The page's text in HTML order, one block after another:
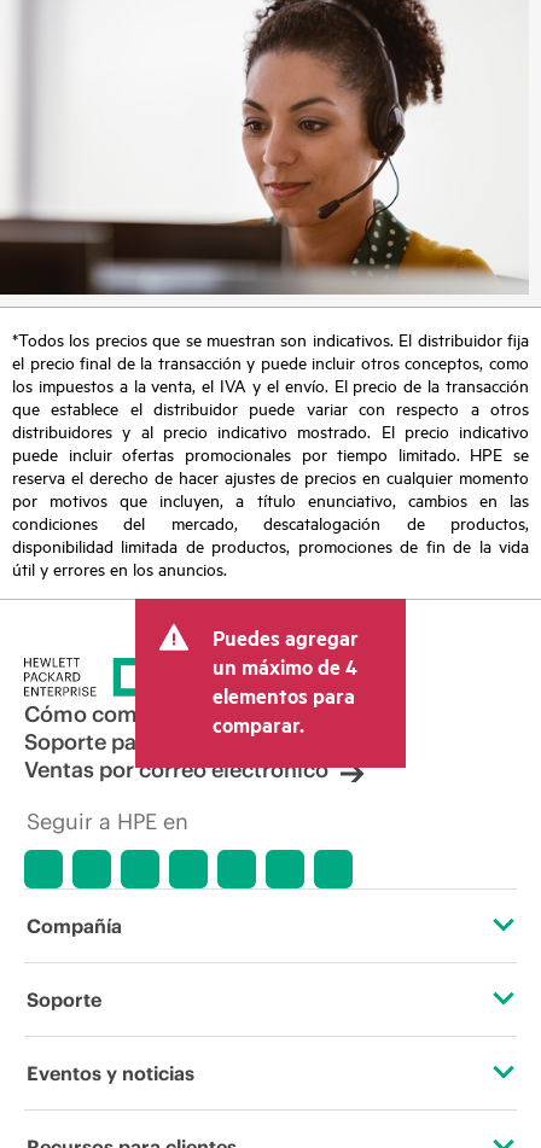
*Todos los precios que se muestran son indicativos. El distribuidor fija
el precio final de la transacción y puede incluir otros conceptos, como
los impuestos a la venta, el IVA y el envío. El precio de la transacción
que establece el distribuidor puede variar con respecto a otros
distribuidores y al precio indicativo mostrado. El precio indicativo
puede incluir ofertas promocionales por tiempo limitado. HPE se
reserva el derecho de hacer ajustes de precios en cualquier momento
por motivos que incluyen, a título enunciativo, cambios en las
condiciones del mercado, descatalogación de productos,
disponibilidad limitada de productos, promociones de fin de la vida
útil y errores en los anuncios.
Puedes agregar
un máximo de 4
elementos para
comparar.
Cómo comprar
Soporte para productos
Ventas por correo electrónico
Seguir a HPE en
Compañía
Acerca de HPE
Soporte
Servicios de soporte operativo
Eventos y noticias
Eventos